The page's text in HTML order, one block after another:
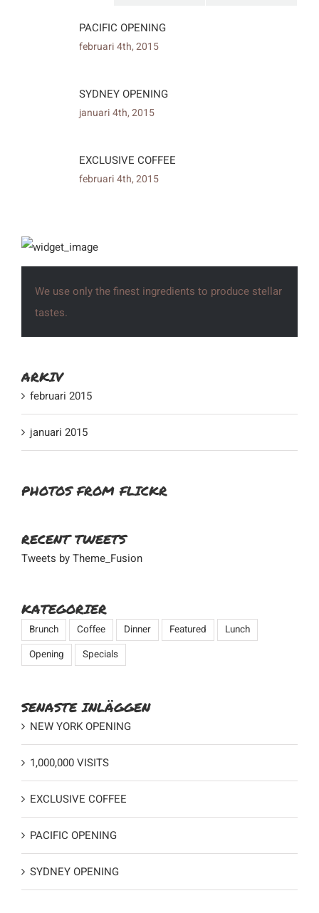
PACIFIC OPENING
februari 4th, 2015
SYDNEY OPENING
januari 4th, 2015
EXCLUSIVE COFFEE
februari 4th, 2015
We use only the finest ingredients to produce stellar
tastes.
ARKIV
februari 2015
januari 2015
PHOTOS FROM FLICKR
RECENT TWEETS
Tweets by Theme_Fusion
KATEGORIER
Brunch Coffee Dinner Featured
Lunch
Opening
Specials
SENASTE INLÄGGEN
NEW YORK OPENING
1,000,000 VISITS
EXCLUSIVE COFFEE
PACIFIC OPENING
SYDNEY OPENING